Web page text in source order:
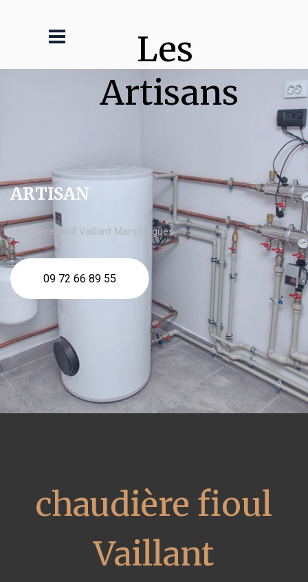
Les
Artisans
ARTISAN
chaudière fioul Vaillant Marsillargues
09 72 66 89 55
chaudière fioul
Vaillant